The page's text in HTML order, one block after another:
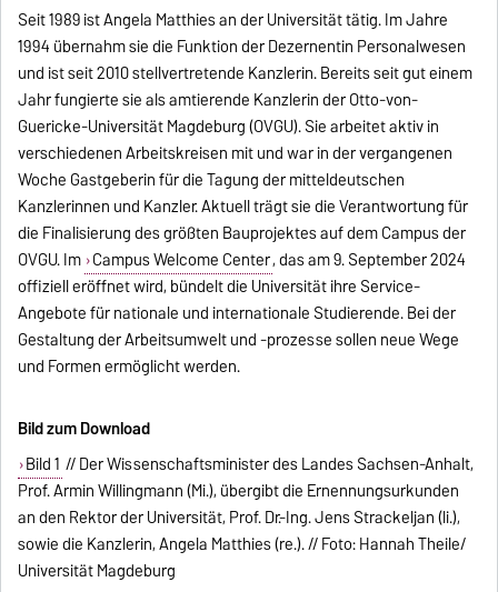
Seit 1989 ist Angela Matthies an der Universität tätig. Im Jahre
1994 übernahm sie die Funktion der Dezernentin Personalwesen
und ist seit 2010 stellvertretende Kanzlerin. Bereits seit gut einem
Jahr fungierte sie als amtierende Kanzlerin der Otto-von-
Guericke-Universität Magdeburg (OVGU). Sie arbeitet aktiv in
verschiedenen Arbeitskreisen mit und war in der vergangenen
Woche Gastgeberin für die Tagung der mitteldeutschen
Kanzlerinnen und Kanzler. Aktuell trägt sie die Verantwortung für
die Finalisierung des größten Bauprojektes auf dem Campus der
OVGU. Im Campus Welcome Center, das am 9. September 2024
offiziell eröffnet wird, bündelt die Universität ihre Service-
Angebote für nationale und internationale Studierende. Bei der
Gestaltung der Arbeitsumwelt und -prozesse sollen neue Wege
und Formen ermöglicht werden.
Bild zum Download
Bild 1 // Der Wissenschaftsminister des Landes Sachsen-Anhalt,
Prof. Armin Willingmann (Mi.), übergibt die Ernennungsurkunden
an den Rektor der Universität, Prof. Dr.-Ing. Jens Strackeljan (li.),
sowie die Kanzlerin, Angela Matthies (re.). // Foto: Hannah Theile/
Universität Magdeburg